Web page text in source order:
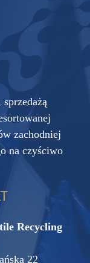
zachodniej
na czyściwo
Recycling
22